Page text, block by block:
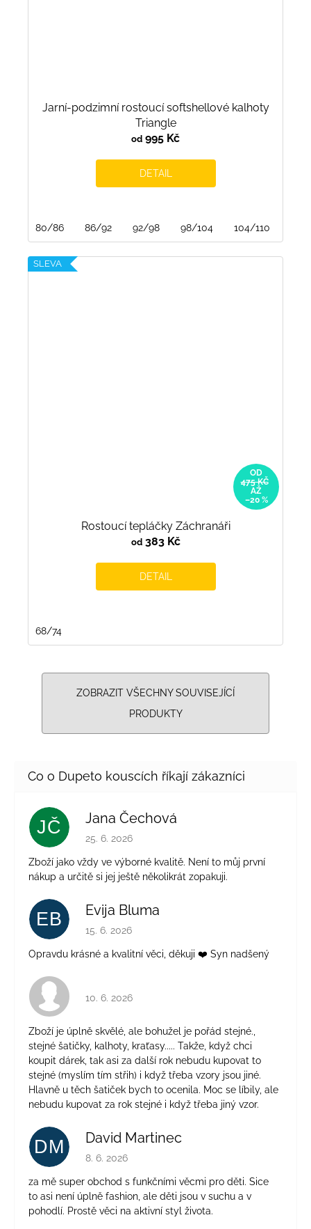
Jarní-podzimní rostoucí softshellové kalhoty
Triangle
od 995 Kč
DETAIL
80/86 86/92 92/98 98/104 104/110
SLEVA
OD
475 KČ
AŽ
–20 %
Rostoucí tepláčky Záchranáři
od383 Kč
DETAIL
68/74
ZOBRAZIT VŠECHNY SOUVISEJÍCÍ
PRODUKTY
JČ Jana Čechová
Hodnocení obchodu je 5 z 5 hvězdiček.
25. 6. 2026
Zboží jako vždy ve výborné kvalitě. Není to můj první
nákup a určitě si jej ještě několikrát zopakuji.
EB Evija Bluma
Hodnocení obchodu je 5 z 5 hvězdiček.
15. 6. 2026
Opravdu krásné a kvalitní věci, děkuji ❤️ Syn nadšený
Hodnocení obchodu je 4 z 5 hvězdiček.
10. 6. 2026
Zboží je úplně skvělé, ale bohužel je pořád stejné.,
stejné šatičky, kalhoty, kraťasy..... Takže, když chci
koupit dárek, tak asi za další rok nebudu kupovat to
stejné (myslím tím střih) i když třeba vzory jsou jiné.
Hlavně u těch šatiček bych to ocenila. Moc se líbily, ale
nebudu kupovat za rok stejné i když třeba jiný vzor.
DM David Martinec
Hodnocení obchodu je 5 z 5 hvězdiček.
8. 6. 2026
za mě super obchod s funkčními věcmi pro děti. Sice
to asi není úplně fashion, ale děti jsou v suchu a v
pohodlí. Prostě věci na aktivní styl života.